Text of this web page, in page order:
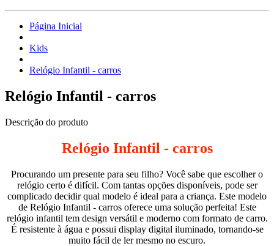
Página Inicial
Kids
Relógio Infantil - carros
Relógio Infantil - carros
Descrição do produto
Relógio Infantil - carros
Procurando um presente para seu filho? Você sabe que escolher o
relógio certo é difícil. Com tantas opções disponíveis, pode ser
complicado decidir qual modelo é ideal para a criança. Este modelo
de Relógio Infantil - carros oferece uma solução perfeita! Este
relógio infantil tem design versátil e moderno com formato de carro.
É resistente à água e possui display digital iluminado, tornando-se
muito fácil de ler mesmo no escuro.